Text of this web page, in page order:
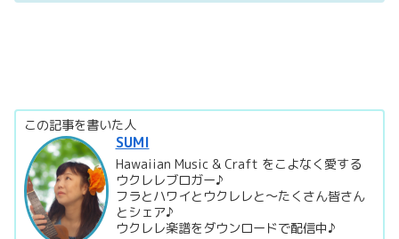
この記事を書いた人
SUMI
Hawaiian Music & Craft をこよなく愛する
ウクレレブロガー♪
フラとハワイとウクレレと～たくさん皆さん
とシェア♪
ウクレレ楽譜をダウンロードで配信中♪